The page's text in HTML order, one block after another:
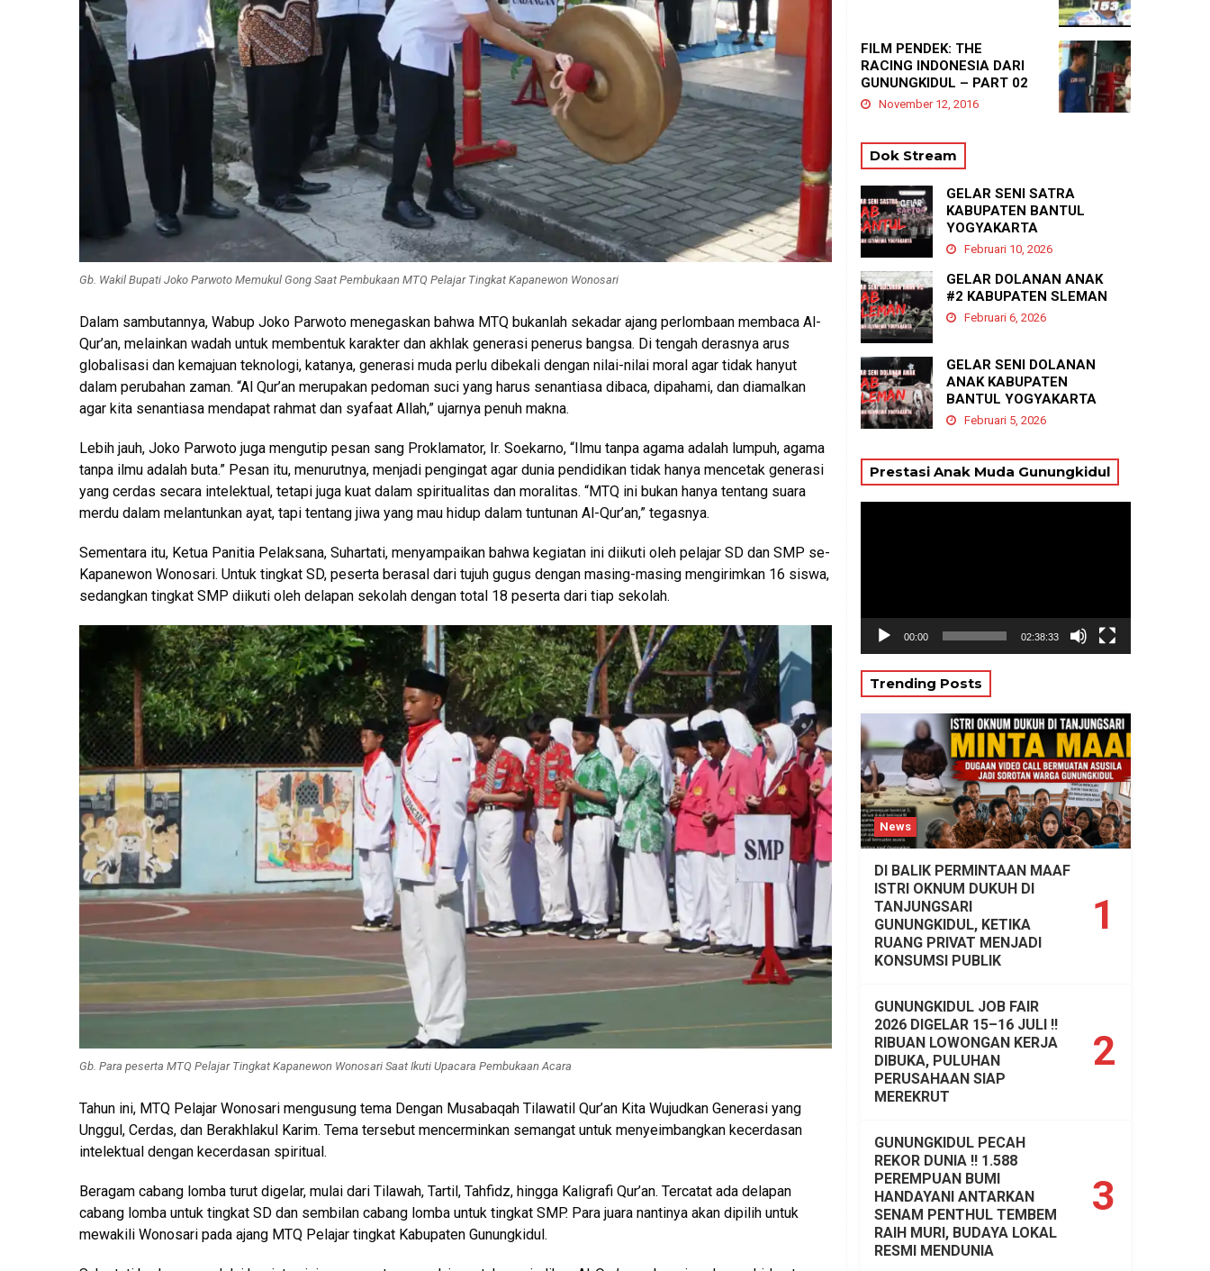
Gb. Wakil Bupati Joko Parwoto Memukul Gong Saat Pembukaan MTQ Pelajar Tingkat Kapanewon Wonosari
Dalam sambutannya, Wabup Joko Parwoto menegaskan bahwa MTQ bukanlah sekadar ajang perlombaan membaca Al-
Qur’an, melainkan wadah untuk membentuk karakter dan akhlak generasi penerus bangsa. Di tengah derasnya arus
globalisasi dan kemajuan teknologi, katanya, generasi muda perlu dibekali dengan nilai-nilai moral agar tidak hanyut
dalam perubahan zaman. “Al Qur’an merupakan pedoman suci yang harus senantiasa dibaca, dipahami, dan diamalkan
agar kita senantiasa mendapat rahmat dan syafaat Allah,” ujarnya penuh makna.
Lebih jauh, Joko Parwoto juga mengutip pesan sang Proklamator, Ir. Soekarno, “Ilmu tanpa agama adalah lumpuh, agama
tanpa ilmu adalah buta.” Pesan itu, menurutnya, menjadi pengingat agar dunia pendidikan tidak hanya mencetak generasi
yang cerdas secara intelektual, tetapi juga kuat dalam spiritualitas dan moralitas. “MTQ ini bukan hanya tentang suara
merdu dalam melantunkan ayat, tapi tentang jiwa yang mau hidup dalam tuntunan Al-Qur’an,” tegasnya.
Sementara itu, Ketua Panitia Pelaksana, Suhartati, menyampaikan bahwa kegiatan ini diikuti oleh pelajar SD dan SMP se-
Kapanewon Wonosari. Untuk tingkat SD, peserta berasal dari tujuh gugus dengan masing-masing mengirimkan 16 siswa,
sedangkan tingkat SMP diikuti oleh delapan sekolah dengan total 18 peserta dari tiap sekolah.
Gb. Para peserta MTQ Pelajar Tingkat Kapanewon Wonosari Saat Ikuti Upacara Pembukaan Acara
Tahun ini, MTQ Pelajar Wonosari mengusung tema Dengan Musabaqah Tilawatil Qur’an Kita Wujudkan Generasi yang
Unggul, Cerdas, dan Berakhlakul Karim. Tema tersebut mencerminkan semangat untuk menyeimbangkan kecerdasan
intelektual dengan kecerdasan spiritual.
Beragam cabang lomba turut digelar, mulai dari Tilawah, Tartil, Tahfidz, hingga Kaligrafi Qur’an. Tercatat ada delapan
cabang lomba untuk tingkat SD dan sembilan cabang lomba untuk tingkat SMP. Para juara nantinya akan dipilih untuk
mewakili Wonosari pada ajang MTQ Pelajar tingkat Kabupaten Gunungkidul.
FILM PENDEK: THE
RACING INDONESIA DARI
GUNUNGKIDUL – PART 02
November 12, 2016
Dok Stream
GELAR SENI SATRA
KABUPATEN BANTUL
YOGYAKARTA
Februari 10, 2026
GELAR DOLANAN ANAK
#2 KABUPATEN SLEMAN
Februari 6, 2026
GELAR SENI DOLANAN
ANAK KABUPATEN
BANTUL YOGYAKARTA
Februari 5, 2026
Prestasi Anak Muda Gunungkidul
00:00 02:38:33
Trending Posts
News
1
DI BALIK PERMINTAAN MAAF
ISTRI OKNUM DUKUH DI
TANJUNGSARI
GUNUNGKIDUL, KETIKA
RUANG PRIVAT MENJADI
KONSUMSI PUBLIK
2
GUNUNGKIDUL JOB FAIR
2026 DIGELAR 15–16 JULI !!
RIBUAN LOWONGAN KERJA
DIBUKA, PULUHAN
PERUSAHAAN SIAP
MEREKRUT
3
GUNUNGKIDUL PECAH
REKOR DUNIA !! 1.588
PEREMPUAN BUMI
HANDAYANI ANTARKAN
SENAM PENTHUL TEMBEM
RAIH MURI, BUDAYA LOKAL
RESMI MENDUNIA